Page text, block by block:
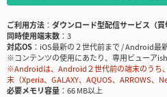
ご利用方法
ダウンロード型配信サービス（買
同時使用端末数
3
対応OS
iOS最新の２世代前まで / Android最
※コンテンツの使用にあたり、専用ビューア
※Androidは、Android２世代前の端末のうち
末（Xperia、GALAXY、AQUOS、ARROWS、
必要メモリ容量
66 MB以上